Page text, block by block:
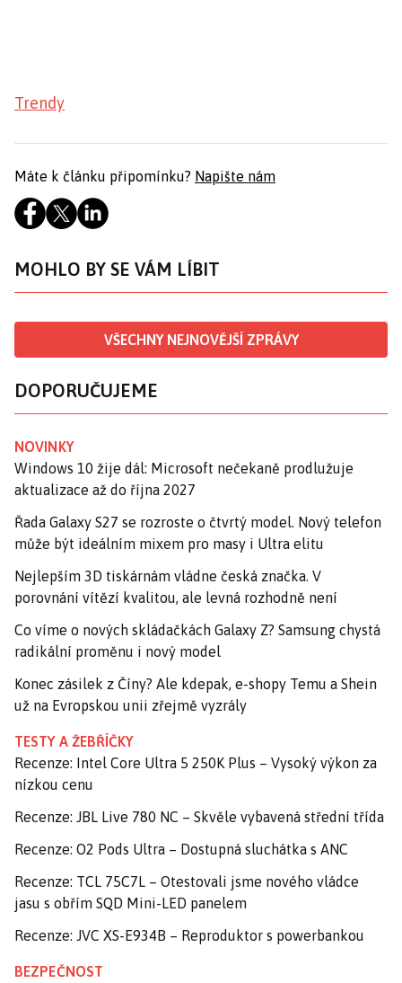
Trendy
Máte k článku připomínku? Napište nám
MOHLO BY SE VÁM LÍBIT
VŠECHNY NEJNOVĚJŠÍ ZPRÁVY
DOPORUČUJEME
NOVINKY
Windows 10 žije dál: Microsoft nečekaně prodlužuje
aktualizace až do října 2027
Řada Galaxy S27 se rozroste o čtvrtý model. Nový telefon
může být ideálním mixem pro masy i Ultra elitu
Nejlepším 3D tiskárnám vládne česká značka. V
porovnání vítězí kvalitou, ale levná rozhodně není
Co víme o nových skládačkách Galaxy Z? Samsung chystá
radikální proměnu i nový model
Konec zásilek z Číny? Ale kdepak, e-shopy Temu a Shein
už na Evropskou unii zřejmě vyzrály
TESTY A ŽEBŘÍČKY
Recenze: Intel Core Ultra 5 250K Plus – Vysoký výkon za
nízkou cenu
Recenze: JBL Live 780 NC – Skvěle vybavená střední třída
Recenze: O2 Pods Ultra – Dostupná sluchátka s ANC
Recenze: TCL 75C7L – Otestovali jsme nového vládce
jasu s obřím SQD Mini-LED panelem
Recenze: JVC XS-E934B – Reproduktor s powerbankou
BEZPEČNOST